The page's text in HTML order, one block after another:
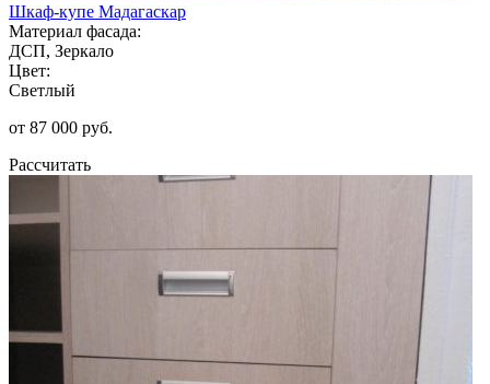
Шкаф-купе Мадагаскар
Материал фасада:
ДСП, Зеркало
Цвет:
Светлый
от 87 000 руб.
Рассчитать